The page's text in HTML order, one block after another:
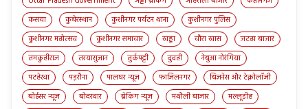
कसया
कुबेरस्थान कुशीनगर पर्यटन थाना
कुशीनगर पुलिस
कुशीनगर महोत्सव
कुशीनगर समाचार खड्डा चौरा खास
जटहा बाजार
तमकुहीराज
तरयासुजान तुर्कपट्टी दुदही
नेबुआ नोरंगिया
पटहेरवा
पड़रौना पालघर न्यूज़ फाजिलनगर
बिज़नेस और टेक्नोलॉजी
बोईसर न्यूज़
बोदरवार ब्रेकिंग न्यूज़ मथौली बाजार
मल्लूडीह